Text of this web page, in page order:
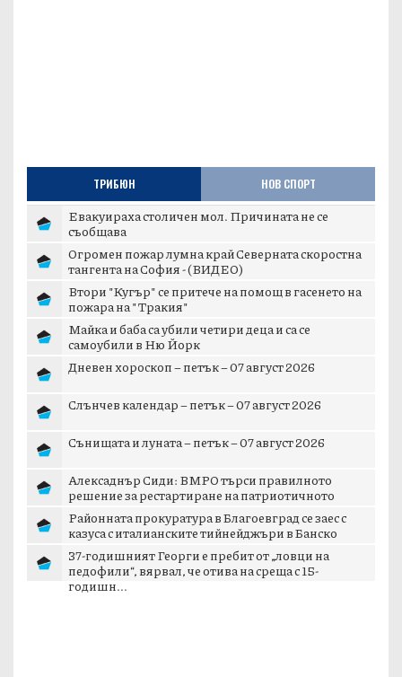
ТРИБЮН НОВ СПОРТ
Евакуираха столичен мол. Причината не се
съобщава
Огромен пожар лумна край Северната скоростна
тангента на София - (ВИДЕО)
Втори "Кугър" се притече на помощ в гасенето на
пожара на "Тракия"
Майка и баба са убили четири деца и са се
самоубили в Ню Йорк
Дневен хороскоп – петък – 07 август 2026
Слънчев календар – петък – 07 август 2026
Сънищата и луната – петък – 07 август 2026
Алексаднър Сиди: ВМРО търси правилното
решение за рестартиране на патриотичното
пространст...
Районната прокуратура в Благоевград се заес с
казуса с италианските тийнейджъри в Банско
37-годишният Георги е пребит от „ловци на